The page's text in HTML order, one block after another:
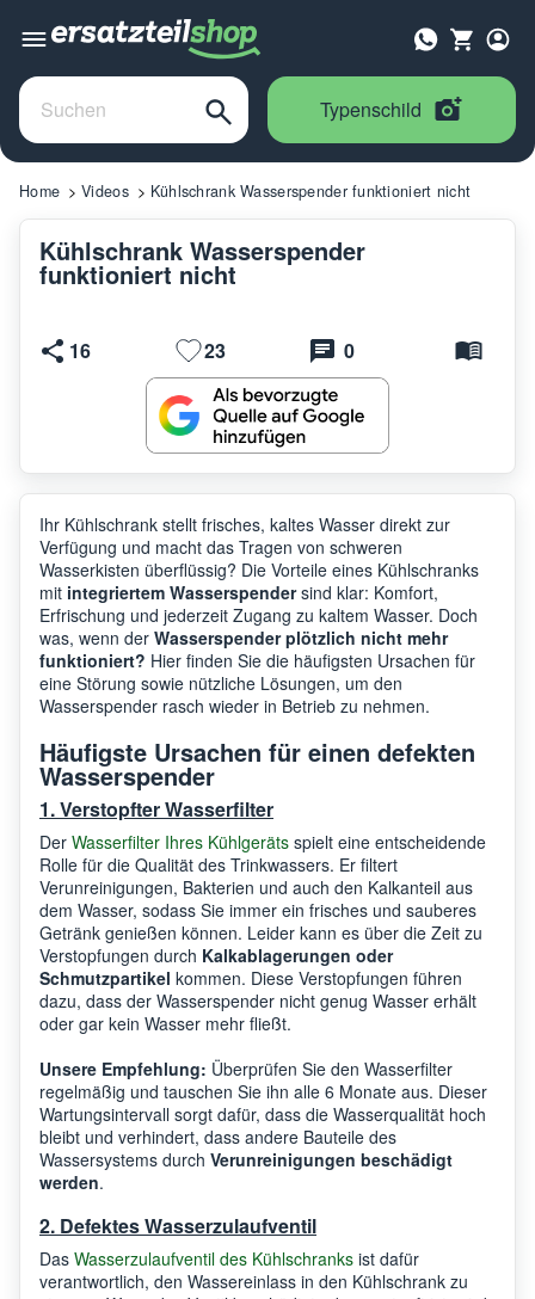
Typenschild
Home Videos Kühlschrank Wasserspender funktioniert nicht
Kühlschrank Wasserspender
funktioniert nicht
16 23 0
Ihr Kühlschrank stellt frisches, kaltes Wasser direkt zur
Verfügung und macht das Tragen von schweren
Wasserkisten überflüssig? Die Vorteile eines Kühlschranks
mit integriertem Wasserspendersind klar: Komfort,
Erfrischung und jederzeit Zugang zu kaltem Wasser. Doch
was, wenn der Wasserspender plötzlich nicht mehr
funktioniert? Hier finden Sie die häufigsten Ursachen für
eine Störung sowie nützliche Lösungen, um den
Wasserspender rasch wieder in Betrieb zu nehmen.
Häufigste Ursachen für einen defekten
Wasserspender
1. Verstopfter Wasserfilter
Der Wasserfilter Ihres Kühlgeräts spielt eine entscheidende
Rolle für die Qualität des Trinkwassers. Er filtert
Verunreinigungen, Bakterien und auch den Kalkanteil aus
dem Wasser, sodass Sie immer ein frisches und sauberes
Getränk genießen können. Leider kann es über die Zeit zu
Verstopfungen durch Kalkablagerungen oder
Schmutzpartikel kommen. Diese Verstopfungen führen
dazu, dass der Wasserspender nicht genug Wasser erhält
oder gar kein Wasser mehr fließt.
Unsere Empfehlung: Überprüfen Sie den Wasserfilter
regelmäßig und tauschen Sie ihn alle 6 Monate aus. Dieser
Wartungsintervall sorgt dafür, dass die Wasserqualität hoch
bleibt und verhindert, dass andere Bauteile des
Wassersystems durch Verunreinigungen beschädigt
werden.
2. Defektes Wasserzulaufventil
Das Wasserzulaufventil des Kühlschranks ist dafür
verantwortlich, den Wassereinlass in den Kühlschrank zu